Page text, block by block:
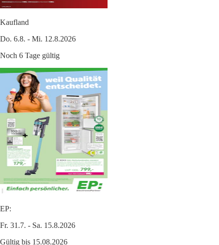
Kaufland
Do. 6.8. - Mi. 12.8.2026
Noch 6 Tage gültig
EP:
Fr. 31.7. - Sa. 15.8.2026
Gültig bis 15.08.2026